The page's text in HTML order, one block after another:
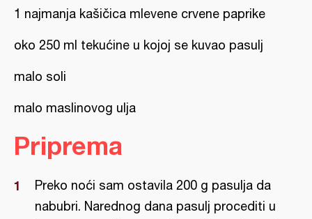
1 najmanja kašičica mlevene crvene paprike
oko 250 ml tekućine u kojoj se kuvao pasulj
malo soli
malo maslinovog ulja
Priprema
Preko noći sam ostavila 200 g pasulja da
nabubri. Narednog dana pasulj procediti u